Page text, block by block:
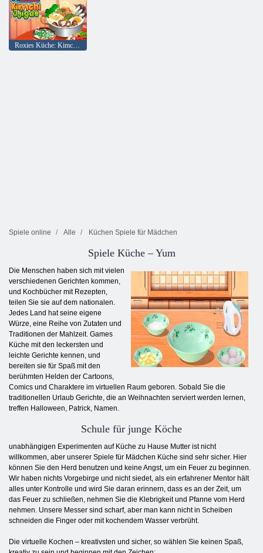
Roxies Küche: Kimchi Jjigae
Spiele online Alle Küchen Spiele für Mädchen
Spiele Küche – Yum
Die Menschen haben sich mit vielen
verschiedenen Gerichten kommen,
und Kochbücher mit Rezepten,
teilen Sie sie auf dem nationalen.
Jedes Land hat seine eigene
Würze, eine Reihe von Zutaten und
Traditionen der Mahlzeit. Games
Küche mit den leckersten und
leichte Gerichte kennen, und
bereiten sie für Spaß mit den
berühmten Helden der Cartoons,
Comics und Charaktere im virtuellen Raum geboren. Sobald Sie die
traditionellen Urlaub Gerichte, die an Weihnachten serviert werden lernen,
treffen Halloween, Patrick, Namen.
Schule für junge Köche
unabhängigen Experimenten auf Küche zu Hause Mutter ist nicht
willkommen, aber unserer Spiele für Mädchen Küche sind sehr sicher. Hier
können Sie den Herd benutzen und keine Angst, um ein Feuer zu beginnen.
Wir haben nichts Vorgebirge und nicht siedet, als ein erfahrener Mentor hält
alles unter Kontrolle und wird Sie daran erinnern, dass es an der Zeit, um
das Feuer zu schließen, nehmen Sie die Klebrigkeit und Pfanne vom Herd
nehmen. Unsere Messer sind scharf, aber man kann nicht in Scheiben
schneiden die Finger oder mit kochendem Wasser verbrüht.
Die virtuelle Kochen – kreativsten und sicher, so wählen Sie keinen Spaß,